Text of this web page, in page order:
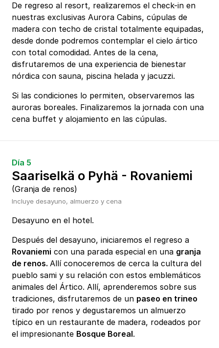
De regreso al resort, realizaremos el check-in en
nuestras exclusivas Aurora Cabins, cúpulas de
madera con techo de cristal totalmente equipadas,
desde donde podremos contemplar el cielo ártico
con total comodidad. Antes de la cena,
disfrutaremos de una experiencia de bienestar
nórdica con sauna, piscina helada y jacuzzi.
Si las condiciones lo permiten, observaremos las
auroras boreales. Finalizaremos la jornada con una
cena buffet y alojamiento en las cúpulas.
Día 5
Saariselkä o Pyhä - Rovaniemi
(Granja de renos)
Incluye desayuno, almuerzo y cena
Desayuno en el hotel.
Después del desayuno, iniciaremos el regreso a
Rovaniemi con una parada especial en una granja
de renos. Allí conoceremos de cerca la cultura del
pueblo sami y su relación con estos emblemáticos
animales del Ártico. Allí, aprenderemos sobre sus
tradiciones, disfrutaremos de un paseo en trineo
tirado por renos y degustaremos un almuerzo
típico en un restaurante de madera, rodeados por
el impresionante Bosque Boreal.